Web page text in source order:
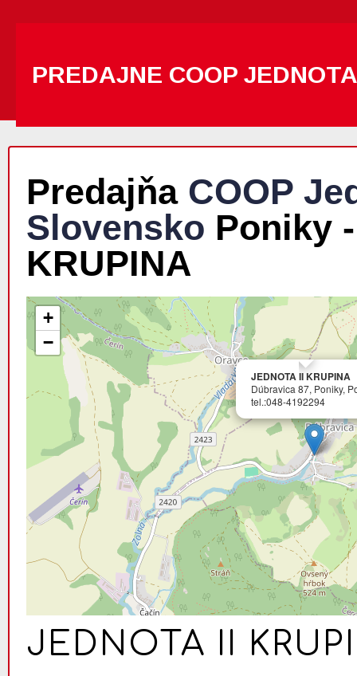
PREDAJNE COOP
Predajňa COOP
Slovensko Poniky
KRUPINA
JEDNOTA II KRUPINA
Dúbravica 87, Poniky,
tel.:048-4192294
+
−
JEDNOTA II